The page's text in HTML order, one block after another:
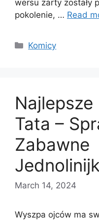
wersu żarty zostały
pokolenie, … Read
Categories
Komicy
Tata –
Zabawne
March 14, 2024
Wyszpa ojców ma